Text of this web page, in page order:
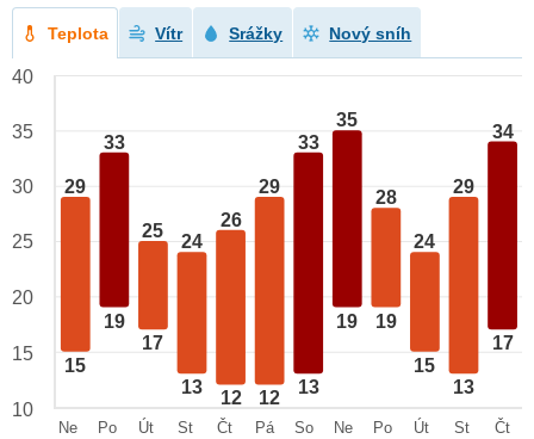
Teplota Vítr Srážky Nový sníh
29
15
33
19
25
17
24
13
26
12
29
12
33
13
35
19
28
19
24
15
29
13
34
17
40
35
30
25
20
15
10
Ne
Po
Út
St
Čt
Pá
So
Ne
Po
Út
St
Čt